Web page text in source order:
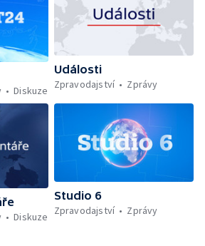
Diskuze
Události
Zpravodajství
Zprávy
Diskuze
Studio 6
Zpravodajství
Zprávy